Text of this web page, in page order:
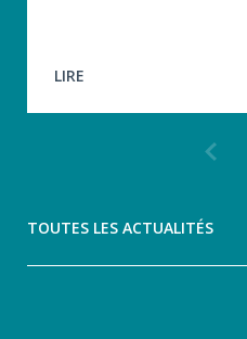
LIRE
Article
TOUTES LES ACTUALITÉS